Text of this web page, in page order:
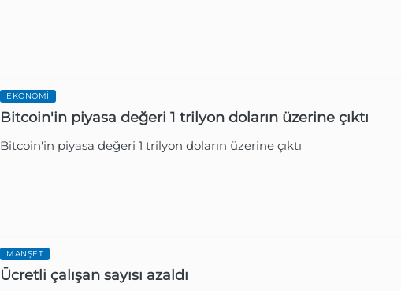
Gözlem Gazetesi
EKONOMI
Bitcoin'in piyasa değeri 1 trilyon doların üzerine çıktı
Bitcoin'in piyasa değeri 1 trilyon doların üzerine çıktı
MANŞET
Ücretli çalışan sayısı azaldı